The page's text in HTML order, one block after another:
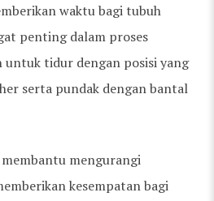
waktu bagi tubuh
penting dalam proses
untuk tidur dengan posisi yang
serta pundak dengan bantal
mengurangi
kesempatan bagi